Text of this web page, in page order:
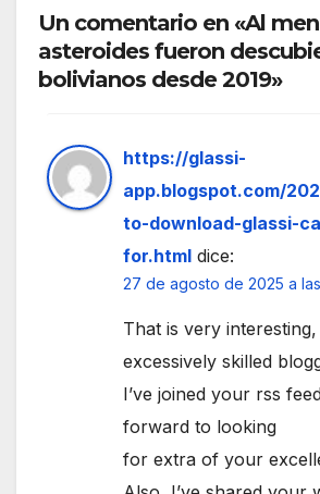
Un comentario en «Al
asteroides fueron
bolivianos desde 2019»
https://glassi-
app.blogspot.com/
to-download-glassi-
for.html dice:
27 de agosto de 2025 a las
That is very
excessively skilled
I’ve joined your rss
forward to looking
for extra of your